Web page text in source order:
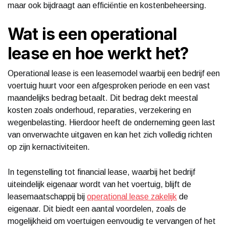
maar ook bijdraagt aan efficiëntie en kostenbeheersing.
Wat is een operational
lease en hoe werkt het?
Operational lease is een leasemodel waarbij een bedrijf een
voertuig huurt voor een afgesproken periode en een vast
maandelijks bedrag betaalt. Dit bedrag dekt meestal
kosten zoals onderhoud, reparaties, verzekering en
wegenbelasting. Hierdoor heeft de onderneming geen last
van onverwachte uitgaven en kan het zich volledig richten
op zijn kernactiviteiten.
In tegenstelling tot financial lease, waarbij het bedrijf
uiteindelijk eigenaar wordt van het voertuig, blijft de
leasemaatschappij bij operational lease zakelijk de
eigenaar. Dit biedt een aantal voordelen, zoals de
mogelijkheid om voertuigen eenvoudig te vervangen of het